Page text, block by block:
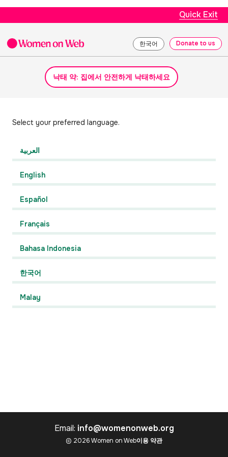
Quick Exit
한국어 Donate to us
낙태 약: 집에서 안전하게 낙태하세요
Select your preferred language.
العربية
English
Español
Français
Bahasa Indonesia
한국어
Malay
Email: info@womenonweb.org
© 2026 Women on Web이용 약관